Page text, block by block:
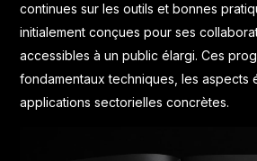
continues sur les outils et bonnes
initialement conçues pour ses
accessibles à un public élargi. Ces
fondamentaux techniques, les aspects
applications sectorielles concrètes.